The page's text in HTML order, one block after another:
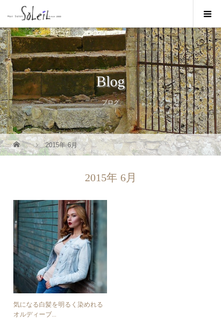
Blog
ブログ
2015年 6月
2015年 6月
気になる白髪を明るく染めれる
オルディーブ...